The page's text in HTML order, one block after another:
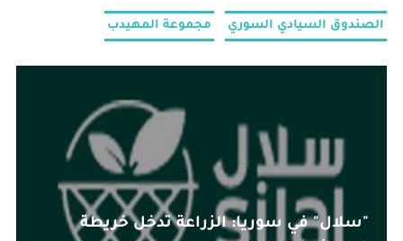
الصندوق السيادي السوري مجموعة المهيدب
"سلال" في سوريا: الزراعة تدخل خريطة